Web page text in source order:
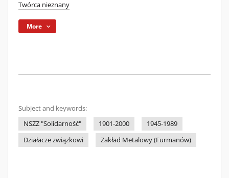
Twórca nieznany
More
Subject and keywords:
NSZZ "Solidarność"
1901-2000
1945-1989
Działacze związkowi
Zakład Metalowy (Furmanów)